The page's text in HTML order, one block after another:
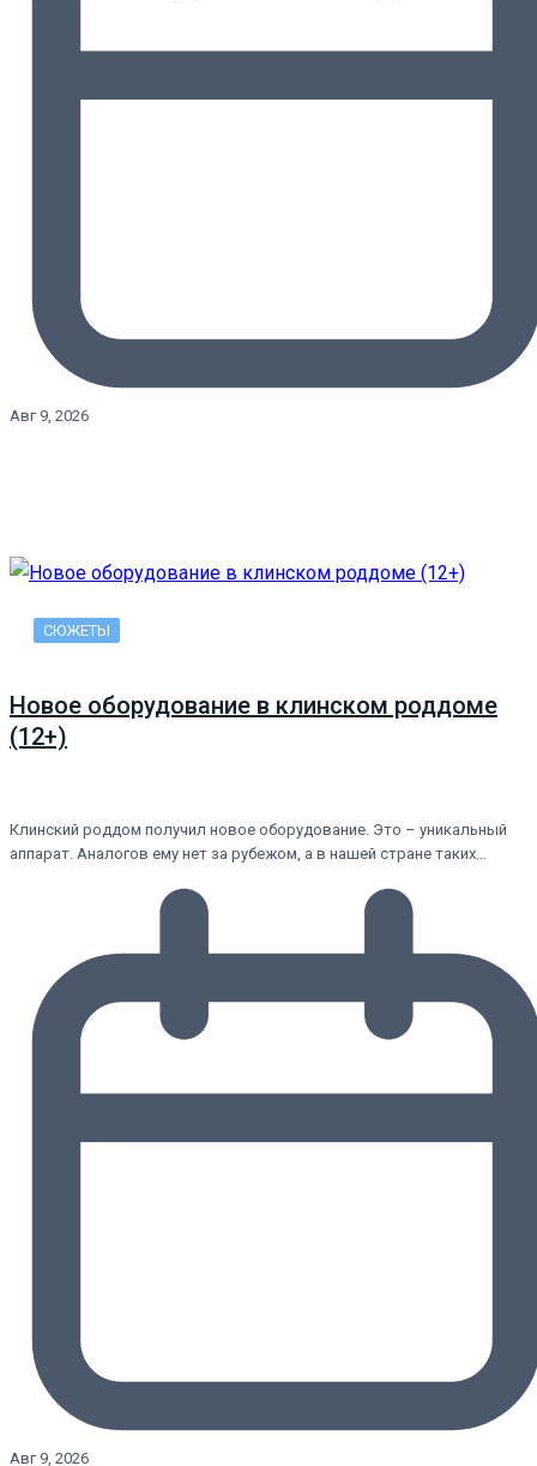
Авг 9, 2026
СЮЖЕТЫ
Новое оборудование в клинском роддоме
(12+)
Клинский роддом получил новое оборудование. Это – уникальный
аппарат. Аналогов ему нет за рубежом, а в нашей стране таких…
Авг 9, 2026